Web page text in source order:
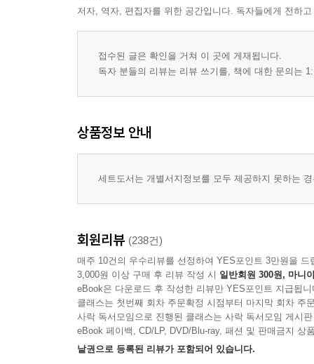
저자, 역자, 편집자를 위한 공간입니다. 독자들에게 전하
접수된 글은 확인을 거쳐 이 곳에 게재됩니다.
독자 분들의 리뷰는 리뷰 쓰기를, 책에 대한 문의는
상품정보 안내
세트도서는 개별서지정보를 모두 제공하지 못하는
회원리뷰 (238건)
매주 10건의 우수리뷰를 선정하여 YES포인트 3만원을 드
3,000원 이상 구매 후 리뷰 작성 시 일반회원 300원, 마니
eBook은 다운로드 후 작성한 리뷰만 YES포인트 지급됩니
클래스는 첫번째 회차 주문확정 시점부터 마지막 회차 주
사락 독서모임으로 진행된 클래스는 사락 독서모임 게시
eBook 페이백, CD/LP, DVD/Blu-ray, 패션 및 판매금지 상
낱권으로 등록된 리뷰가 포함되어 있습니다.